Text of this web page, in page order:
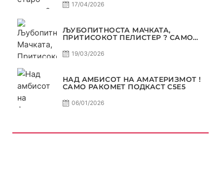
17/04/2026
ЉУБОПИТНОСТА МАЧКАТА,
ПРИТИСОКОТ ПЕЛИСТЕР ? САМО
19/03/2026
НАД АМБИСОТ НА АМАТЕРИЗМОТ !
САМО РАКОМЕТ ПОДКАСТ С5E5
06/01/2026